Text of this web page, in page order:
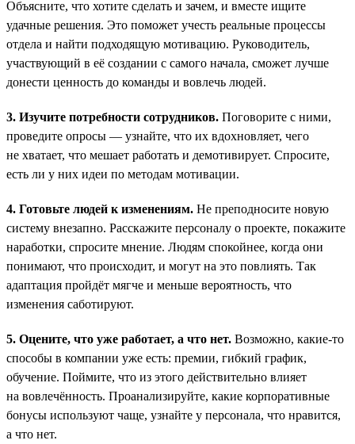
Объясните, что хотите сделать и зачем, и вместе ищите
удачные решения. Это поможет учесть реальные процессы
отдела и найти подходящую мотивацию. Руководитель,
участвующий в её создании с самого начала, сможет лучше
донести ценность до команды и вовлечь людей.
3. Изучите потребности сотрудников. Поговорите с ними,
проведите опросы — узнайте, что их вдохновляет, чего
не хватает, что мешает работать и демотивирует. Спросите,
есть ли у них идеи по методам мотивации.
4. Готовьте людей к изменениям. Не преподносите новую
систему внезапно. Расскажите персоналу о проекте, покажите
наработки, спросите мнение. Людям спокойнее, когда они
понимают, что происходит, и могут на это повлиять. Так
адаптация пройдёт мягче и меньше вероятность, что
изменения саботируют.
5. Оцените, что уже работает, а что нет. Возможно, какие-то
способы в компании уже есть: премии, гибкий график,
обучение. Поймите, что из этого действительно влияет
на вовлечённость. Проанализируйте, какие корпоративные
бонусы используют чаще, узнайте у персонала, что нравится,
а что нет.